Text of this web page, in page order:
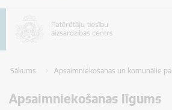
Sākums Apsaimniekošanas un komunālie
Apsaimniekošanas līgums